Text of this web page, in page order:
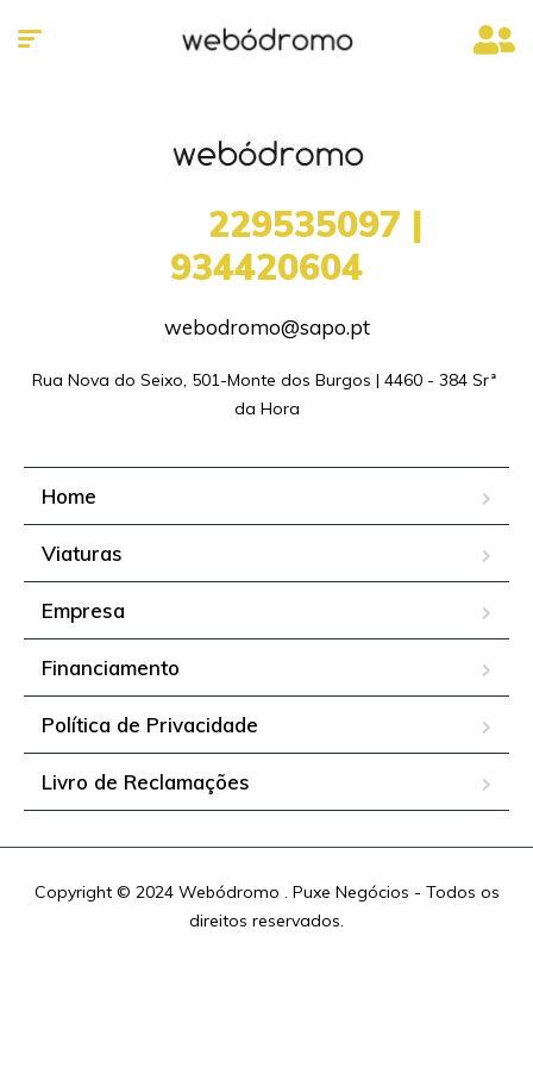
229535097 |
934420604
webodromo@sapo.pt
Rua Nova do Seixo, 501-Monte dos Burgos | 4460 - 384 Srª
da Hora
Home
Viaturas
Empresa
Financiamento
Política de Privacidade
Livro de Reclamações
Copyright © 2024 Webódromo . Puxe Negócios - Todos os
direitos reservados.